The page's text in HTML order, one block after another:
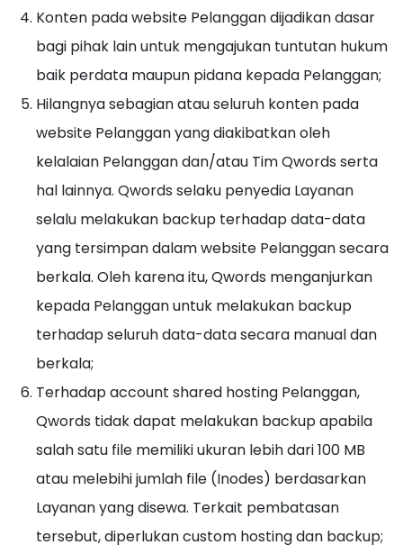
Konten pada website Pelanggan dijadikan dasar
bagi pihak lain untuk mengajukan tuntutan hukum
baik perdata maupun pidana kepada Pelanggan;
Hilangnya sebagian atau seluruh konten pada
website Pelanggan yang diakibatkan oleh
kelalaian Pelanggan dan/atau Tim Qwords serta
hal lainnya. Qwords selaku penyedia Layanan
selalu melakukan backup terhadap data-data
yang tersimpan dalam website Pelanggan secara
berkala. Oleh karena itu, Qwords menganjurkan
kepada Pelanggan untuk melakukan backup
terhadap seluruh data-data secara manual dan
berkala;
Terhadap account shared hosting Pelanggan,
Qwords tidak dapat melakukan backup apabila
salah satu file memiliki ukuran lebih dari 100 MB
atau melebihi jumlah file (Inodes) berdasarkan
Layanan yang disewa. Terkait pembatasan
tersebut, diperlukan custom hosting dan backup;